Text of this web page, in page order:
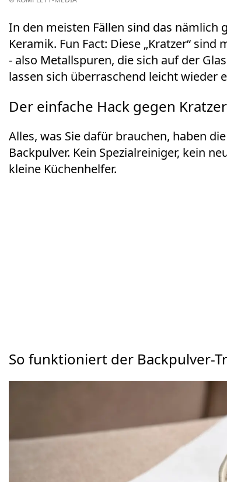
In den meisten Fällen sind das nämlich
Keramik. Fun Fact: Diese „Kratzer“
- also Metallspuren, die sich auf der
lassen sich überraschend leicht wieder
Der einfache Hack gegen
Alles, was Sie dafür brauchen, haben
Backpulver. Kein Spezialreiniger, kein
kleine Küchenhelfer.
So funktioniert der Backpulver-